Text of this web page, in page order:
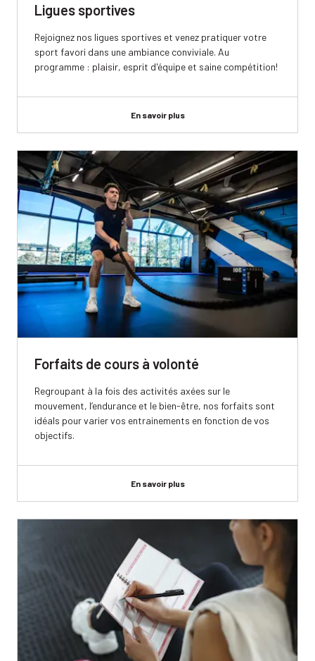
Ligues sportives
Rejoignez nos ligues sportives et venez pratiquer votre
sport favori dans une ambiance conviviale. Au
programme : plaisir, esprit d'équipe et saine compétition!
En savoir plus
Forfaits de cours à volonté
Regroupant à la fois des activités axées sur le
mouvement, l’endurance et le bien-être, nos forfaits sont
idéals pour varier vos entrainements en fonction de vos
objectifs.
En savoir plus